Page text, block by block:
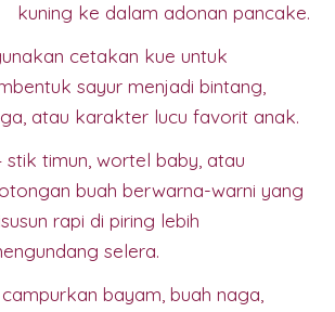
kuning ke dalam adonan pancake.
cetakan kue untuk
sayur menjadi bintang,
atau karakter lucu favorit anak.
stik timun, wortel baby, atau
buah berwarna-warni yang
rapi di piring lebih
selera.
bayam, buah naga,